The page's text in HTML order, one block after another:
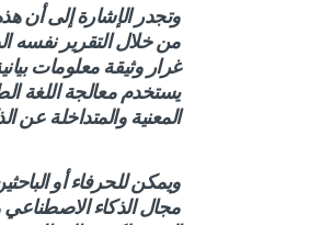
من خلال التقرير نفسه
غرار وثيقة معلومات
يستخدم معالجة اللغة
المعنية والمتداخلة عن
ويمكن للحرفاء أو
مجال الذكاء الاصطناعي